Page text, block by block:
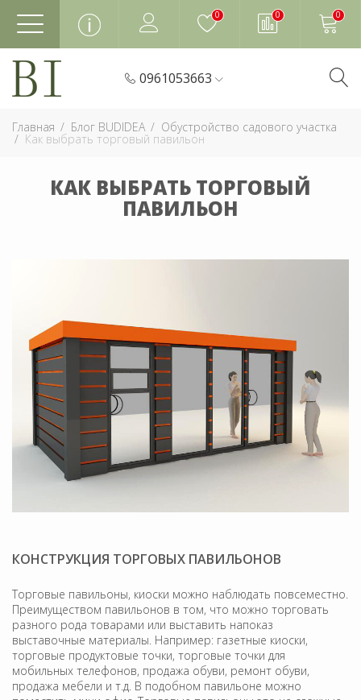
0 0 0
0961053663
Главная Блог BUDIDEA Обустройство садового участка
Как выбрать торговый павильон
КАК ВЫБРАТЬ ТОРГОВЫЙ
ПАВИЛЬОН
КОНСТРУКЦИЯ ТОРГОВЫХ ПАВИЛЬОНОВ
Торговые павильоны, киоски можно наблюдать повсеместно.
Преимуществом павильонов в том, что можно торговать
разного рода товарами или выставить напоказ
выставочные материалы. Например: газетные киоски,
торговые продуктовые точки, торговые точки для
мобильных телефонов, продажа обуви, ремонт обуви,
продажа мебели и т.д. В подобном павильоне можно